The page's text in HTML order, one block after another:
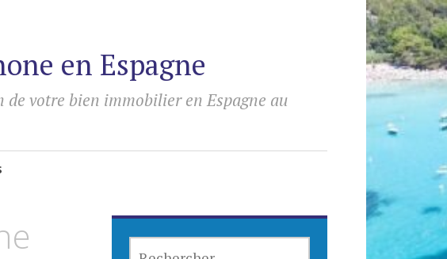
en Espagne
votre bien immobilier en Espagne au